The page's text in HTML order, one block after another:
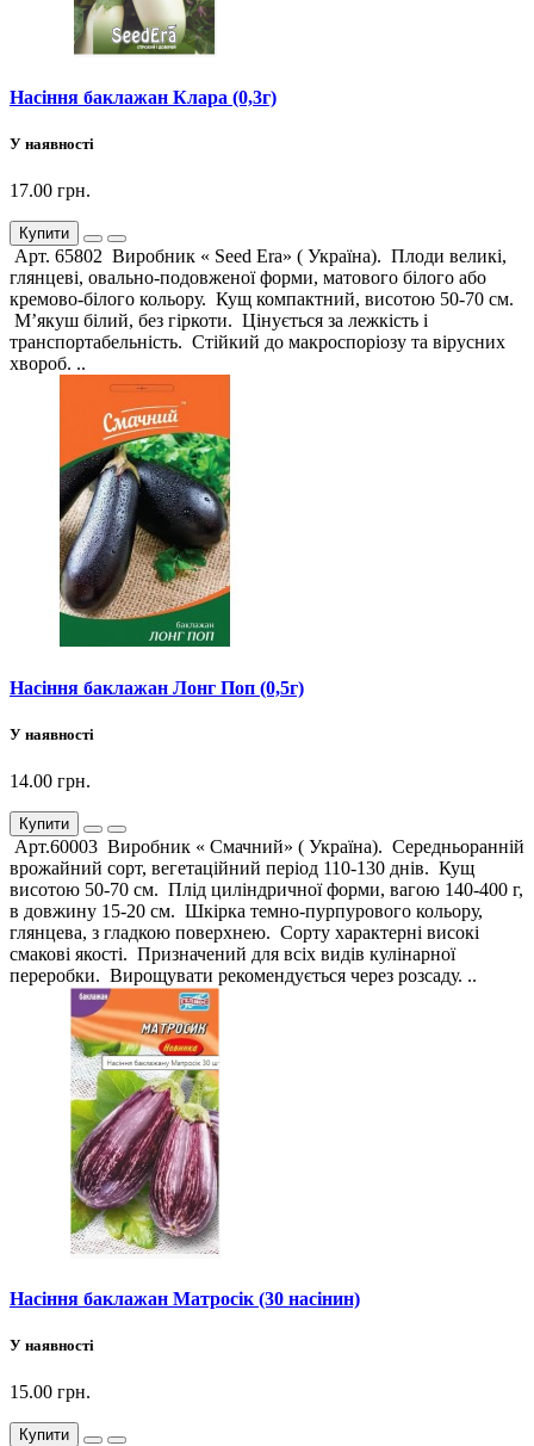
Насіння баклажан Клара (0,3г)
У наявності
17.00 грн.
Купити
Арт. 65802 Виробник « Seed Era» ( Україна). Плоди великі,
глянцеві, овально-подовженої форми, матового білого або
кремово-білого кольору. Кущ компактний, висотою 50-70 см.
М’якуш білий, без гіркоти. Цінується за лежкість і
транспортабельність. Стійкий до макроспоріозу та вірусних
хвороб. ..
Насіння баклажан Лонг Поп (0,5г)
У наявності
14.00 грн.
Купити
Арт.60003 Виробник « Смачний» ( Україна). Середньоранній
врожайний сорт, вегетаційний період 110-130 днів. Кущ
висотою 50-70 см. Плід циліндричної форми, вагою 140-400 г,
в довжину 15-20 см. Шкірка темно-пурпурового кольору,
глянцева, з гладкою поверхнею. Сорту характерні високі
смакові якості. Призначений для всіх видів кулінарної
переробки. Вирощувати рекомендується через розсаду. ..
Насіння баклажан Матросік (30 насінин)
У наявності
15.00 грн.
Купити